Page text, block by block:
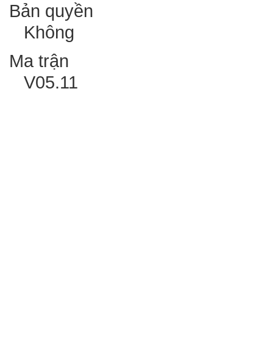
Bản quyền
Không
Ma trận
V05.11